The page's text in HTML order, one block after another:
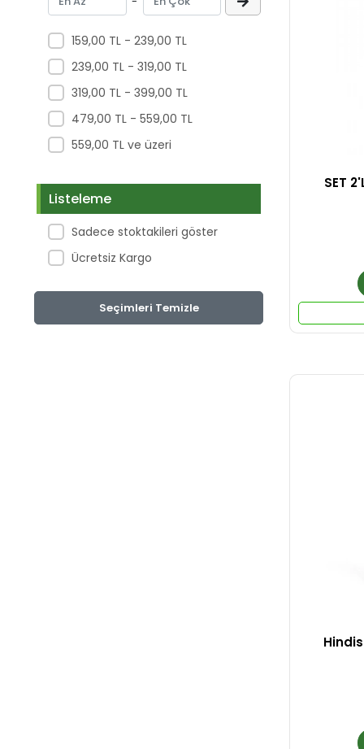
159,00 TL - 239,00 TL
239,00 TL - 319,00 TL
319,00 TL - 399,00 TL
479,00 TL - 559,00 TL
559,00 TL ve üzeri
Listeleme
Sadece stoktakileri göster
Ücretsiz Kargo
Seçimleri Temizle
SET